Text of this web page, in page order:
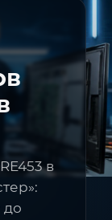
в
до